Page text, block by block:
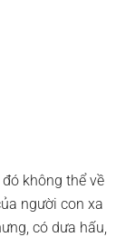
không thể về
người con xa
có dưa hấu,